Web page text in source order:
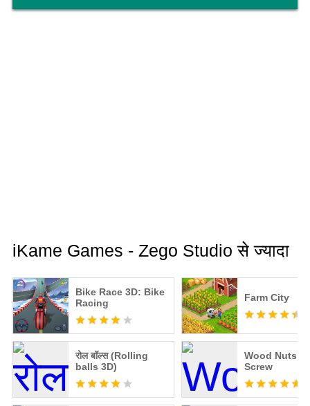
iKame Games - Zego Studio से ज्यादा
Bike Race 3D: Bike
Racing
Farm City
रोल बॉल्स (Rolling
balls 3D)
Wood Nuts &
Screw